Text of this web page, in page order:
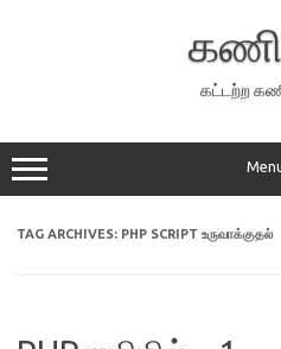
கட்டற்ற
TAG ARCHIVES: PHP SCRIPT உருவாக்குதல்